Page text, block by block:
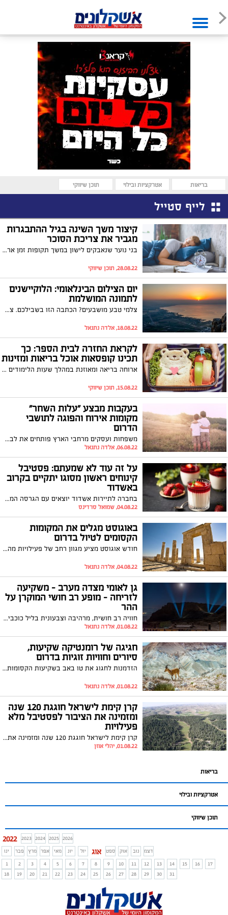
בריאות אטרקציות ובילוי תוכן שיווקי
לייף סטייל
קיצור משך השינה בגיל ההתבגרות
מגביר את צריכת הסוכר
בני נוער שנאבקים לישון במשך תקופות זמן ארוכות נוטים לאכול יותר מזונות מתוקים מאלה שישנים את כמות השינה המומלצת, כך דיווח מחקר אחרון. תוצאות המחקר התפרסמו בכתב העת הרפואי Sleep
28.08.22, תוכן שיווקי
יום הצילום הבינלאומי: הלוקיישנים
לתמונה המושלמת
צלמי טבע מושבעים? הכתבה הזו בשבילכם. צאו לטבע הישראלי וגלו בעדשת המצלמה את הצילומים הכי יפים. המקומות המיוחדים וכל מה שאתם צריכים לקחת איתכם
18.08.22, אלדה נתנאל
לקראת החזרה לבית הספר: כך
תכינו קופסאות אוכל בריאות ומזינות
ארוחה בריאה ומאוזנת במהלך שעות הלימודים היא חשובה וחיונית מאד ליכולת הריכוז של הילדים. איזון נכון וגיוון של מזונות הם המפתח לארוחה בריאה שתספק לילדים את כל אבות המזון שהם צריכים ותספק להם את האנרגיה הדרושה כדי לעבור את יום הלימודים בצורה הטובה ביותר. אבל ילדים מטעם הם בררניים, לעיתים מפונקים ולא אוהבים לגוון ולעיתים יעדיפו לנצל את 10 דקות ההפסקה למשחק כדורגל על פני ארוחה קלה ומזינה.
15.08.22, תוכן שיווקי
בעקבות מבצע "עלות השחר"
מקומות אירוח והפוגה לתושבי
הדרום
משפחות ועסקים מרחבי הארץ פותחים את לבם ושעריהם לתושבי הדרום אירוח והטבות להפוגה, הרשימה המלאה :
06.08.22, אלדה נתנאל
על זה עוד לא שמעתם: פסטיבל
קינוחים ראשון מסוגו יתקיים בקרוב
באשדוד
בחברה לתיירות אשדוד יוצאים עם הגרסה המתוקה של "עמים וטעמים" והפעם על טהרת הקינוחים. בסה"כ ישתתפו בפסטיבל שזכה לשם "קרם דה לה קרם" כ-30 קונדיטוריות, שיציעו קינוחים במחיר של עד 20 שקלים למנה. תרשמו לעצמכם: 22-23.08, ברחבי העיר
04.08.22, שמואל סרדינס
באוגוסט מגלים את המקומות
הקסומים לטיול בדרום
חודש אוגוסט מציע מגוון רחב של פעילויות מהנות ואירועים חווייתיים לכל הגילים. ריכזנו עבורכם את כל האטרקציות באזור הדרום ברשימה תוכלו למצוא את הפעילות האהובה עליכם וליהנות מבילוי מיוחד בטבע ובאתרים ההיסטוריים צאו ליהנות מחופשת הקיץ ומבילוי עם משפחה או חברים קרובים במקומות היפים ביותר שיספקו לכם חוויה בלתי נשכחת
04.08.22, אלדה נתנאל
גן לאומי מצדה מערב - משקיעה
לזריחה – מופע רב חושי המוקרן על
ההר
חוויה רב חושית, מרהיבה וצבעונית בליל כוכבים אל מול הר המצדה. החיזיון האורקולי החדש במצדה הוא מופע מרהיב אשר מוקרן על גבי ההר, בשילוב הקרנות ענק בטכנולוגית VIDEO MAPPING, תאורה מתקדמת ופסקול ייחודי שהולחן על ידי שלמה גרוניך.
01.08.22, אלדה נתנאל
חגיגה של רומנטיקה שקיעות,
סיורים וחוויות זוגיות בדרום
הזדמנות לחגוג את טו באב בשקיעות הקסומות של אזור הדרום ריכזנו עבורכם מספר המלצות , תהנו !
01.08.22, אלדה נתנאל
קרן קימת לישראל חוגגת 120 שנה
ומזמינה את הציבור לפסטיבל מלא
פעילויות
קרן קימת לישראל חוגגת 120 שנה ומזמינה את הציבור לפסטיבל של הופעות ופעילויות אומנותיות מרהיבות, קבלת שבת מוזיקלית, ושלל אירועי אוהבים לכבוד ט"ו באב
01.08.22, יהלי אוזן
בריאות
אטרקציות ובילוי
תוכן שיווקי
2022 2023 2024 2025 2026
ינו
פבר מרץ אפר מאי יונ יול אוג ספט אוק נוב
דצמ
1
2 3 4 5 6 7 8 9 10 11 12 13 14 15 16
17
18
19 20 21 22 23 24 25 26 27 28 29 30 31